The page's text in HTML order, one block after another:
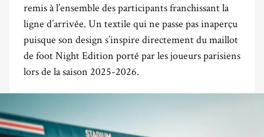
remis à l’ensemble des participants franchissant la
ligne d’arrivée. Un textile qui ne passe pas inaperçu
puisque son design s’inspire directement du maillot
de foot Night Edition porté par les joueurs parisiens
lors de la saison 2025-2026.